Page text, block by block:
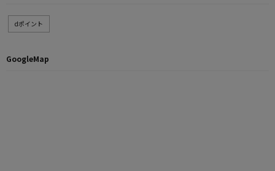
dポイント
GoogleMap